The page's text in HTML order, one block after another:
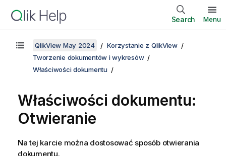
Search Menu
QlikView May 2024
Korzystanie z QlikView
Tworzenie dokumentów i wykresów
Właściwości dokumentu
Właściwości dokumentu:
Otwieranie
Na tej karcie można dostosować sposób otwierania
dokumentu.